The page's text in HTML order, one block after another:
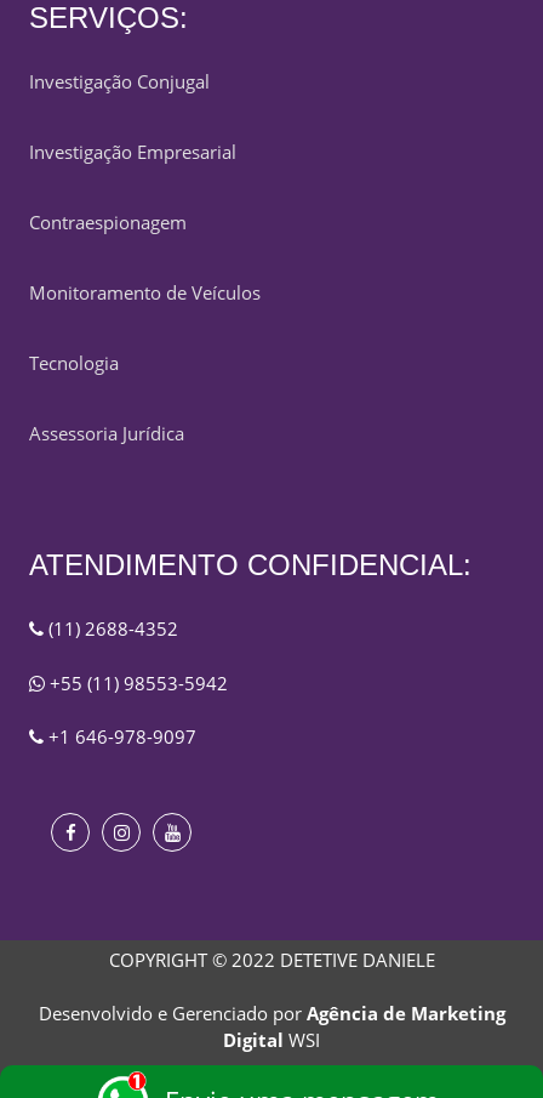
SERVIÇOS:
Investigação Conjugal
Investigação Empresarial
Contraespionagem
Monitoramento de Veículos
Tecnologia
Assessoria Jurídica
ATENDIMENTO CONFIDENCIAL:
(11) 2688-4352
+55 (11) 98553-5942
+1 646-978-9097
COPYRIGHT © 2022 DETETIVE DANIELE
Desenvolvido e Gerenciado por Agência de Marketing
Digital WSI